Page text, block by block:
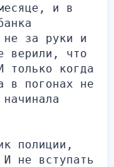
и в
не за руки и
верили, что
только когда
в погонах не
полиции,
не вступать